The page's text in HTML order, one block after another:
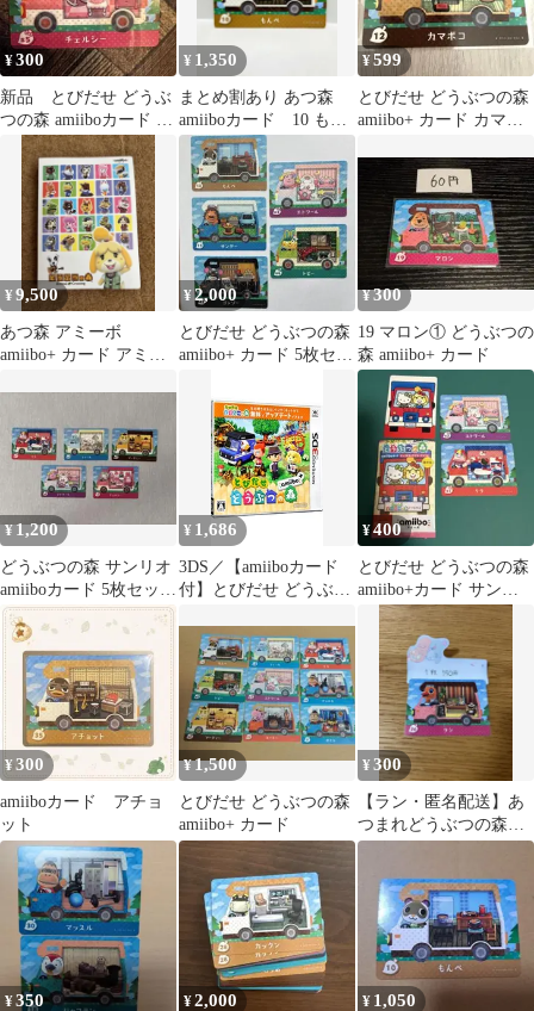
¥300
新品 とびだせ どうぶ
つの森 amiiboカード サ
ンリオ チェルシー マ
イメロ
¥ 1,350
まとめ割あり あつ森
amiiboカード 10 もん
ぺ アミーボプラス
¥599
とびだせ どうぶつの森
amiibo+ カード カマボ
¥9,500
あつ森 アミーボ
amiibo+ カード アミー
¥2,000
とびだせ どうぶつの森
amiibo+ カード 5枚セッ
¥300
19 マロン① どうぶつの
森 amiibo+ カード
¥1,200
どうぶつの森 サンリオ
amiiboカード 5枚セット
美品
¥ 1,686
3DS／【amiiboカード
付】とびだせ どうぶつ
¥400
とびだせ どうぶつの森
amiibo+カード サンリ
オキャラクターズコラ
¥300
amiiboカード アチョ
ット
¥1,500
とびだせ どうぶつの森
amiibo+ カード
¥300
【ラン・匿名配送】あ
つまれどうぶつの森
amiibo+ カード 26
¥350 ¥2,000 ¥ 1,050